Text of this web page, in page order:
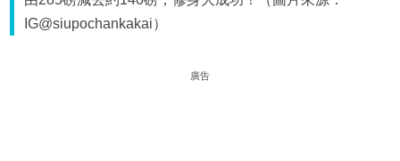
IG@siupochankakai）
廣告